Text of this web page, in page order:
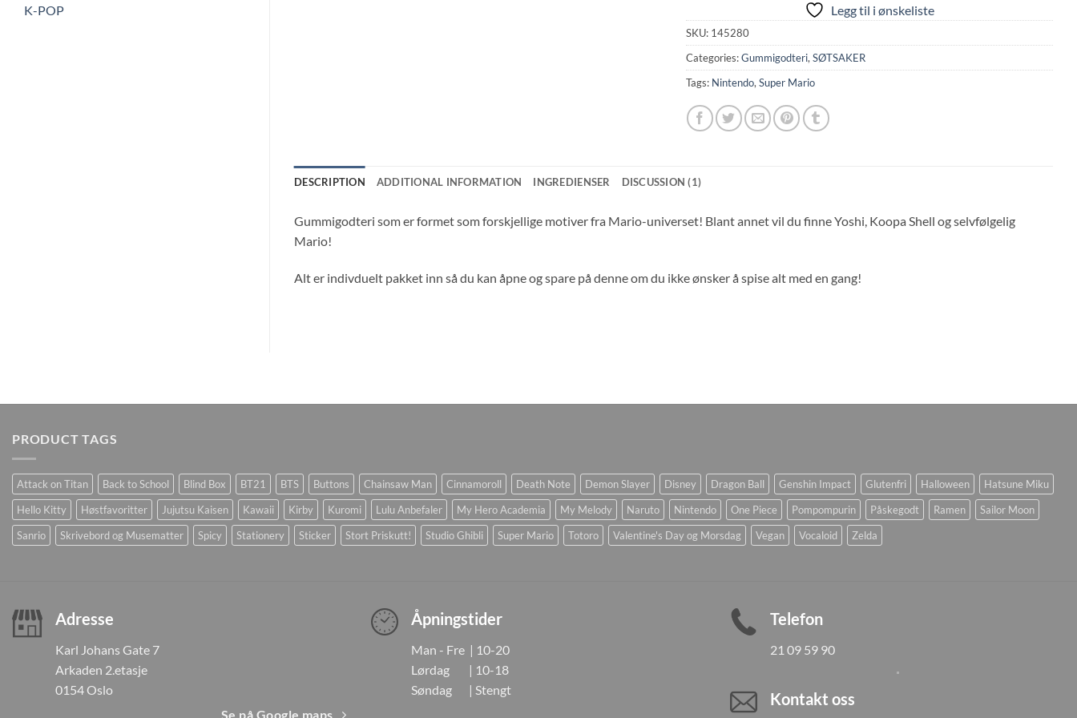
K-POP Legg til i ønskeliste
SKU: 145280
Categories:Gummigodteri,SØTSAKER
Tags: Nintendo,Super Mario
DESCRIPTION ADDITIONAL INFORMATION INGREDIENSER DISCUSSION (1)
Gummigodteri som er formet som forskjellige motiver fra Mario-universet! Blant annet vil du finne Yoshi, Koopa Shell og selvfølgelig
Mario!
Alt er indivduelt pakket inn så du kan åpne og spare på denne om du ikke ønsker å spise alt med en gang!
PRODUCT TAGS
Attack on Titan Back to School Blind Box BT21 BTS Buttons Chainsaw Man Cinnamoroll Death Note Demon Slayer Disney Dragon Ball Genshin Impact Glutenfri Halloween
Hatsune Miku
Hello Kitty
Høstfavoritter Jujutsu Kaisen Kawaii Kirby Kuromi Lulu Anbefaler My Hero Academia My Melody Naruto Nintendo One Piece Pompompurin Påskegodt Ramen
Sailor Moon
Sanrio
Skrivebord og Musematter Spicy Stationery Sticker Stort Priskutt! Studio Ghibli Super Mario Totoro Valentine's Day og Morsdag Vegan Vocaloid Zelda
Adresse
Karl Johans Gate 7
Arkaden 2.etasje
0154 Oslo
Se på Google maps
Åpningstider
Man - Fre | 10-20
Lørdag | 10-18
Søndag | Stengt
Telefon
21 09 59 90
Kontakt oss